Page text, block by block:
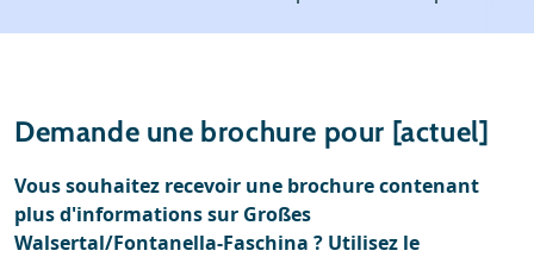
Location
Location de ski
Demande une brochure pour [actuel]
Vous souhaitez recevoir une brochure contenant
plus d'informations sur Großes
Walsertal/Fontanella-Faschina ? Utilisez le